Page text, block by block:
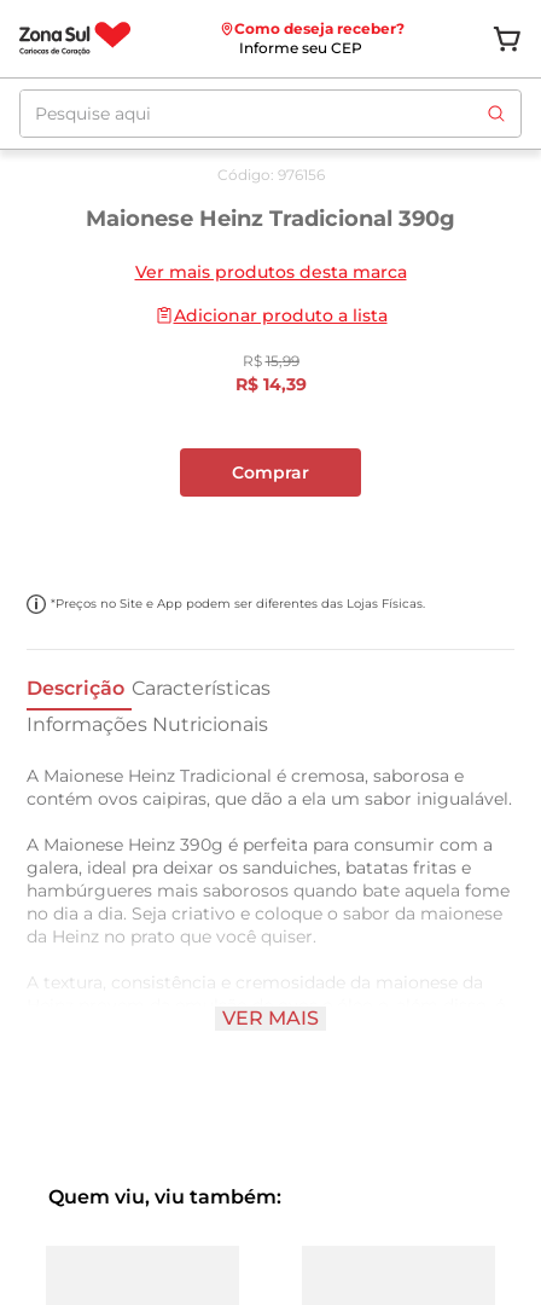
Como deseja receber?
Informe seu CEP
Pesquise aqui
12/08
Código: 976156
Maionese Heinz Tradicional 390g
Ver mais produtos desta marca
Adicionar produto a lista
R$ 15,99
R$ 14,39
Comprar
*Preços no Site e App podem ser diferentes das Lojas Físicas.
Descrição Características
Informações Nutricionais
A Maionese Heinz Tradicional é cremosa, saborosa e
contém ovos caipiras, que dão a ela um sabor inigualável.
A Maionese Heinz 390g é perfeita para consumir com a
galera, ideal pra deixar os sanduiches, batatas fritas e
hambúrgueres mais saborosos quando bate aquela fome
no dia a dia. Seja criativo e coloque o sabor da maionese
da Heinz no prato que você quiser.
A textura, consistência e cremosidade da maionese da
Heinz provem da emulsão de ovos e óleo e, além disso, é
leve, espalha facilmente na boca e não contém amido,
Com tanta qualidade, por que não levar Heinz Maionese
para casa agora? Ninguém faz melhor que Heinz!
VER MAIS
Quem viu, viu também: